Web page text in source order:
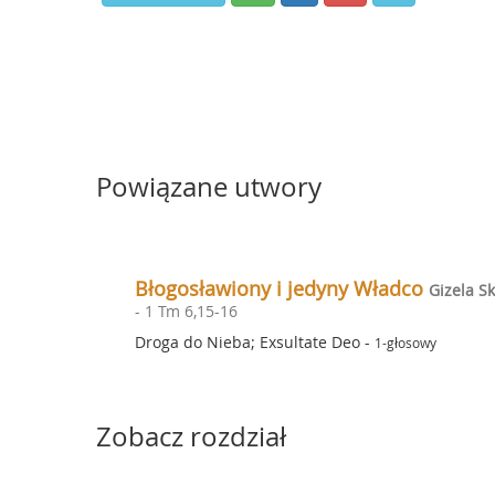
Powiązane utwory
Błogosławiony i jedyny Władco Gizela
- 1 Tm 6,15-16
Droga do Nieba; Exsultate Deo - 1-głosowy
Zobacz rozdział